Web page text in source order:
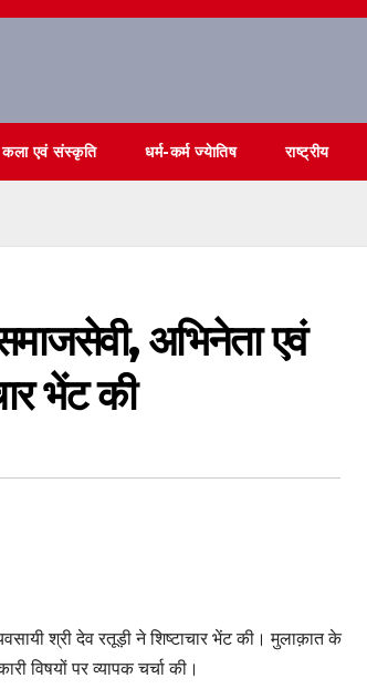
कला एवं संस्कृति धर्म-कर्म ज्येातिष राष्ट्रीय
अभिनेता एवं
भेंट की
श्री देव रतूड़ी ने शिष्टाचार भेंट की। मुलाक़ात के
विषयों पर व्यापक चर्चा की।